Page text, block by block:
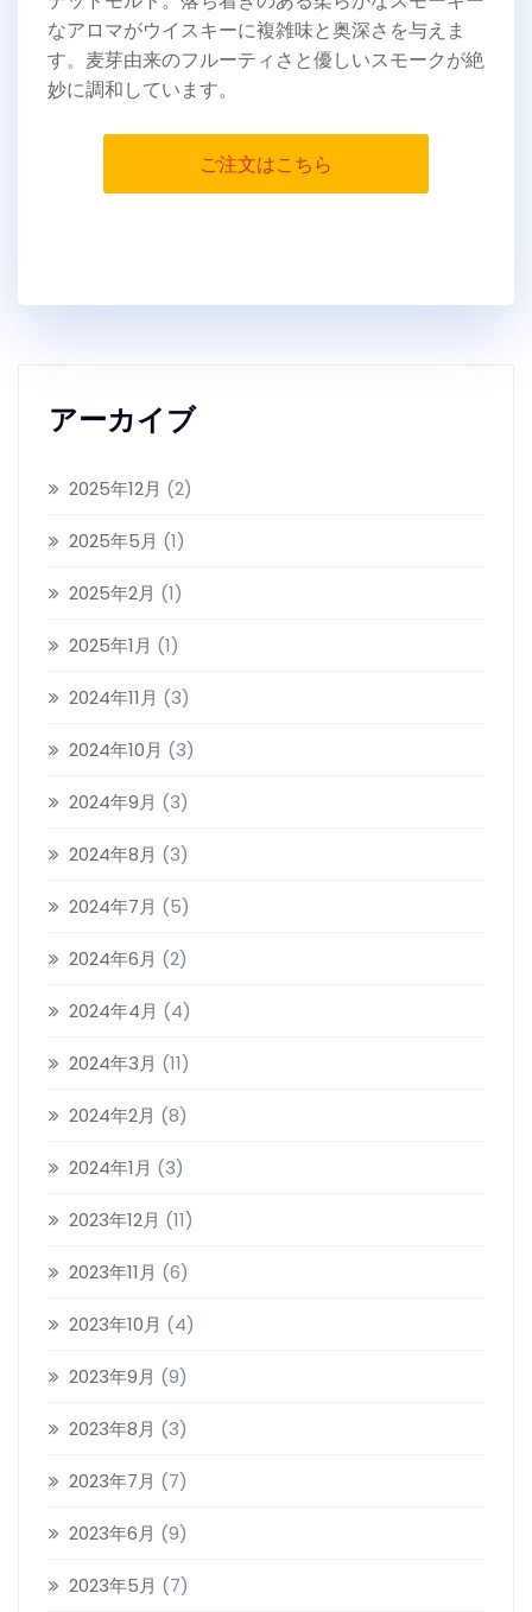
なアロマがウイスキーに複雑味と奥深さを与えま
す。麦芽由来のフルーティさと優しいスモークが絶
妙に調和しています。
ご注文はこちら
アーカイブ
2025年12月 (2)
2025年5月 (1)
2025年2月 (1)
2025年1月 (1)
2024年11月 (3)
2024年10月 (3)
2024年9月 (3)
2024年8月 (3)
2024年7月 (5)
2024年6月 (2)
2024年4月 (4)
2024年3月 (11)
2024年2月 (8)
2024年1月 (3)
2023年12月 (11)
2023年11月 (6)
2023年10月 (4)
2023年9月 (9)
2023年8月 (3)
2023年7月 (7)
2023年6月 (9)
2023年5月 (7)